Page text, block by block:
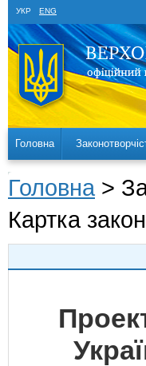
УКР ENG
Головна
Головна >
Картка